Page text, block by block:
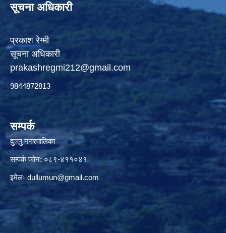
सूचना अधिकारी
प्रकाश रेग्मी
सूचना अधिकारी
prakashregmi212@gmail.com
9844872813
सम्पर्क
दुल्लु नगरपालिका
सम्पर्क फोन: ०८९-४११०४१
इमेलःdullumun@gmail.com